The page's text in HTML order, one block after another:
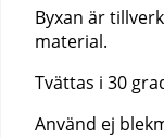
Byxan är
material.
Tvättas i 30
Använd ej